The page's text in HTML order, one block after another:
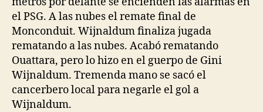
el PSG. A las nubes el remate final de
Monconduit. Wijnaldum finaliza jugada
rematando a las nubes. Acabó rematando
Ouattara, pero lo hizo en el guerpo de Gini
Wijnaldum. Tremenda mano se sacó el
cancerbero local para negarle el gol a
Wijnaldum.